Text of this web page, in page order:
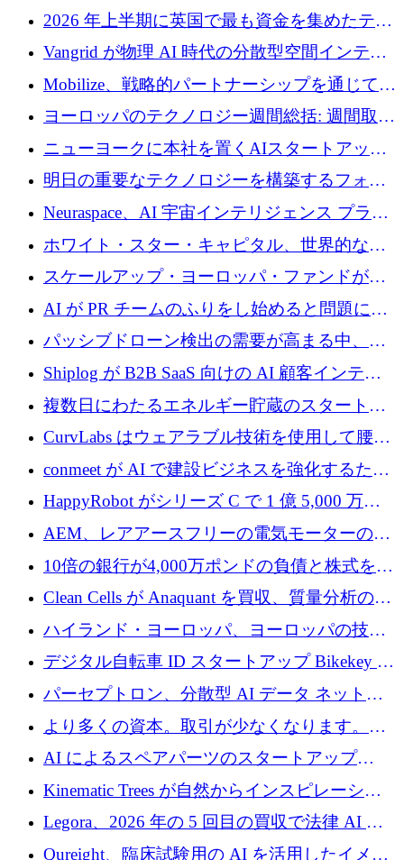
い評価を得ています！Providend社の設立25周
年を記念して、受講生の皆様に配当金が支給
されました！
2026 年上半期に英国で最も資金を集めたテク
ノロジー企業
Vangrid が物理 AI 時代の分散型空間インテリ
ジェンス ネットワークを構築するために 900
万ドルのシードを調達
Mobilize、戦略的パートナーシップを通じて通
信ソフトウェア会社を拡大するための投資部
ヨーロッパのテクノロジー週間総括: 週間取引
額 8 億 7,800 万ユーロと 2026 年上半期の主要
ニューヨークに本社を置くAIスタートアップ
Modal Labsがロンドンオフィスを開設
明日の重要なテクノロジーを構築するフォト
ニクスのスケールアップに対応する
Neuraspace、AI 宇宙インテリジェンス プラッ
トフォームの拡大に 1,560 万ユーロを投資
ホワイト・スター・キャピタル、世界的なス
タートアップをシリーズAからBまで支援する
ために2億5,000万ドルのファンドIVを閉鎖
スケールアップ・ヨーロッパ・ファンドが初
の投資を行い、Iceeyeの10億ユーロのラウンド
を共同主導
AI が PR チームのふりをし始めると問題にな
ります
パッシブドローン検出の需要が高まる中、
Monava が資金調達ラウンドを終了
Shiplog が B2B SaaS 向けの AI 顧客インテリ
ジェンスを構築するために 100 万ドルを調達
複数日にわたるエネルギー貯蔵のスタートア
ップ、Ore Energy が新たな投資ラウンドで
4,300 万ドルを獲得
CurvLabs はウェアラブル技術を使用して腰痛
治療をどのように再考しているか
conmeet が AI で建設ビジネスを強化するため
に 600 万ユーロを調達
HappyRobot がシリーズ C で 1 億 5,000 万ド
ルを獲得し、企業運営向けにエージェント AI
を拡張
AEM、レアアースフリーの電気モーターの革
新を加速するために1,600万ポンドを確保
10倍の銀行が4,000万ポンドの負債と株式を調
達
Clean Cells が Anaquant を買収、質量分析の専
門知識によるバイオ医薬品の品質管理を拡大
ハイランド・ヨーロッパ、ヨーロッパの技術
規模拡大を支援するために11億ユーロのファ
ンドVIを閉鎖
デジタル自転車 ID スタートアップ Bikekey が
TÖNNJES への投資を確保
パーセプトロン、分散型 AI データ ネットワ
ークの構築に 650 万ドルを調達
より多くの資本。取引が少なくなります。
2026 年上半期がヨーロッパのテクノロジーに
ついて語ること
AI によるスペアパーツのスタートアップ
Intropy が 1,100 万ドルを調達
Kinematic Trees が自然からインスピレーショ
ンを得たロボット ソフトウェアを拡張するた
めに 58 万 5,000 ポンドを調達
Legora、2026 年の 5 回目の買収で法律 AI ス
タートアップ Wexler を買収
Qureight、臨床試験用の AI を活用したイメー